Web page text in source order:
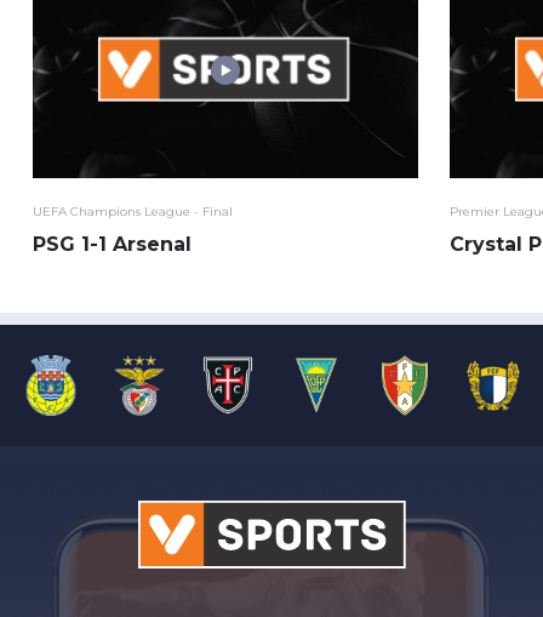
UEFA Champions League - Final
PSG 1-1 Arsenal
Premier
Crystal